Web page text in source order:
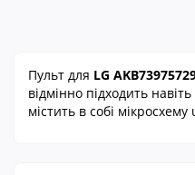
Пульт для LG
відмінно підходить
містить в собі